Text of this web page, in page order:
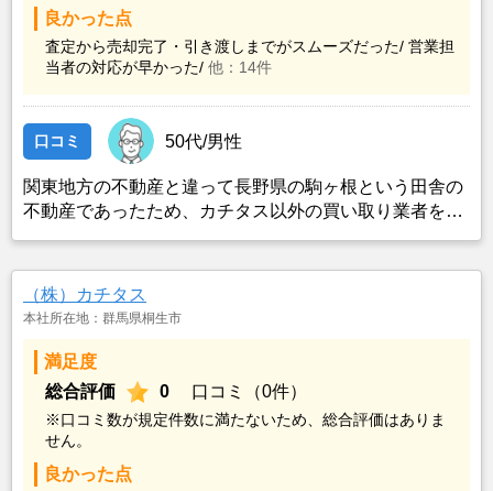
良かった点
査定から売却完了・引き渡しまでがスムーズだった/ 営業担
当者の対応が早かった/ 他：14件
口コミ 50代/男性
関東地方の不動産と違って長野県の駒ヶ根という田舎の
不動産であったため、カチタス以外の買い取り業者をみ
も空き家の状態で不動産を残しておけないと考えて売却
を決めた。
（株）カチタス
本社所在地：群馬県桐生市
満足度
総合評価
0 口コミ（0件）
※口コミ数が規定件数に満たないため、総合評価はありま
せん。
良かった点